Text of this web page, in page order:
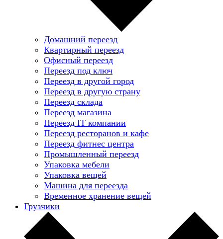
Домашний переезд
Квартирный переезд
Офисный переезд
Переезд под ключ
Переезд в другой город
Переезд в другую страну
Переезд склада
Переезд магазина
Переезд IT компании
Переезд ресторанов и кафе
Переезд фитнес центра
Промышленный переезд
Упаковка мебели
Упаковка вещей
Машина для переезда
Временное хранение вещей
Грузчики